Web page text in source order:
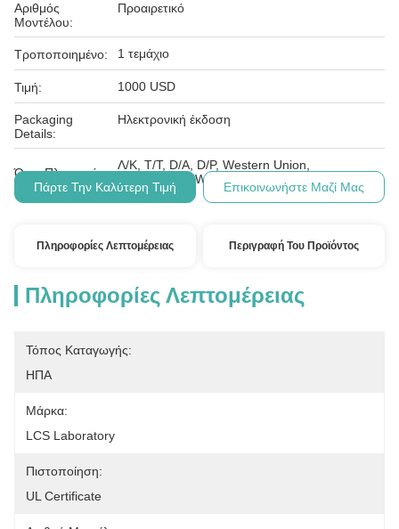
Αριθμός
Μοντέλου:
Προαιρετικό
Τροποποιημένο: 1 τεμάχιο
Τιμή: 1000 USD
Packaging
Details:
Ηλεκτρονική έκδοση
Όροι Πληρωμής:
Λ/Κ, Τ/Τ, D/A, D/P, Western Union,
MoneyGram, Wechat.
Πάρτε Την Καλύτερη Τιμή Επικοινωνήστε Μαζί Μας
Πληροφορίες Λεπτομέρειας Περιγραφή Του Προϊόντος
Πληροφορίες Λεπτομέρειας
Τόπος Καταγωγής:
ΗΠΑ
Μάρκα:
LCS Laboratory
Πιστοποίηση:
UL Certificate